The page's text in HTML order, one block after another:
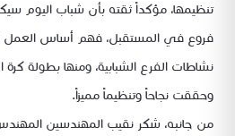
تنظيمها، مؤكداً ثقته بأن شباب اليوم
فروع في المستقبل، فهم أساس العمل
نشاطات الفرع الشبابية، ومنها بطولة
وحققت نجاحاً وتنظيماً مميزاً.
من جانبه، شكر نقيب المهندسين